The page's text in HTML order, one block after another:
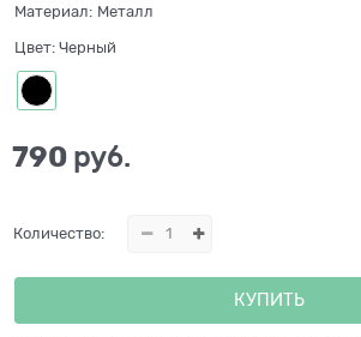
Материал: Металл
Цвет: Черный
790 руб.
Количество:
КУПИТЬ